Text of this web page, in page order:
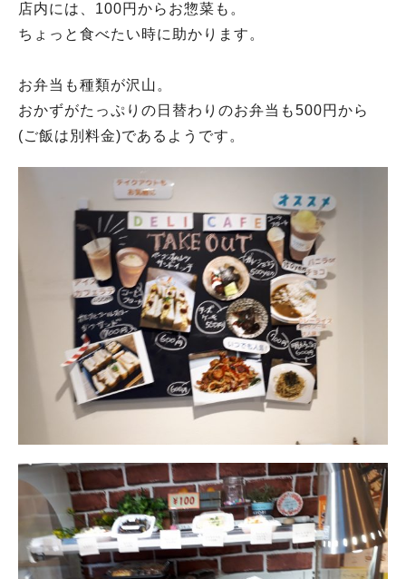
店内には、100円からお惣菜も。
ちょっと食べたい時に助かります。
お弁当も種類が沢山。
おかずがたっぷりの日替わりのお弁当も500円から
(ご飯は別料金)であるようです。